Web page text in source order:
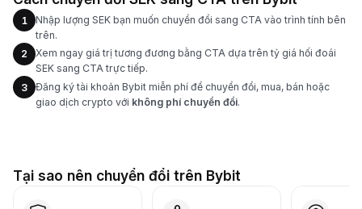
1
Nhập lượng SEK bạn muốn chuyển đổi sang CTA vào trình tính bên
trên.
2
Xem ngay giá trị tương đương bằng CTA dựa trên tỷ giá hối đoái
SEK sang CTA trực tiếp.
3
Đăng ký tài khoản Bybit miễn phí để chuyển đổi, mua, bán hoặc
giao dịch crypto với không phí chuyển đổi.
Tại sao nên chuyển đổi trên Bybit